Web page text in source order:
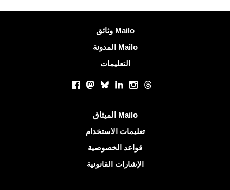
وثائق Mailo
المدونة Mailo
التعليمات
Facebook
Mastodon
BlueskyLinkedInInstagram
Threads
الميثاق Mailo
تعليمات الاستخدام
قواعد الخصوصية
الإشارات القانونية